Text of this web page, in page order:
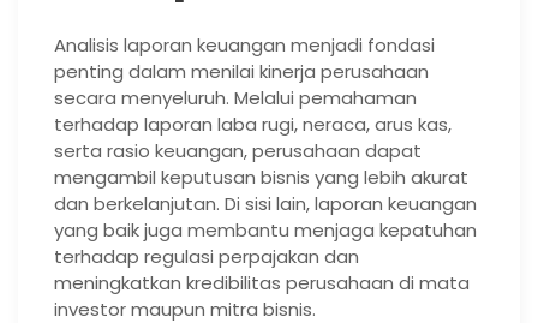
Analisis laporan keuangan menjadi fondasi
penting dalam menilai kinerja perusahaan
secara menyeluruh. Melalui pemahaman
terhadap laporan laba rugi, neraca, arus kas,
serta rasio keuangan, perusahaan dapat
mengambil keputusan bisnis yang lebih akurat
dan berkelanjutan. Di sisi lain, laporan keuangan
yang baik juga membantu menjaga kepatuhan
terhadap regulasi perpajakan dan
meningkatkan kredibilitas perusahaan di mata
investor maupun mitra bisnis.